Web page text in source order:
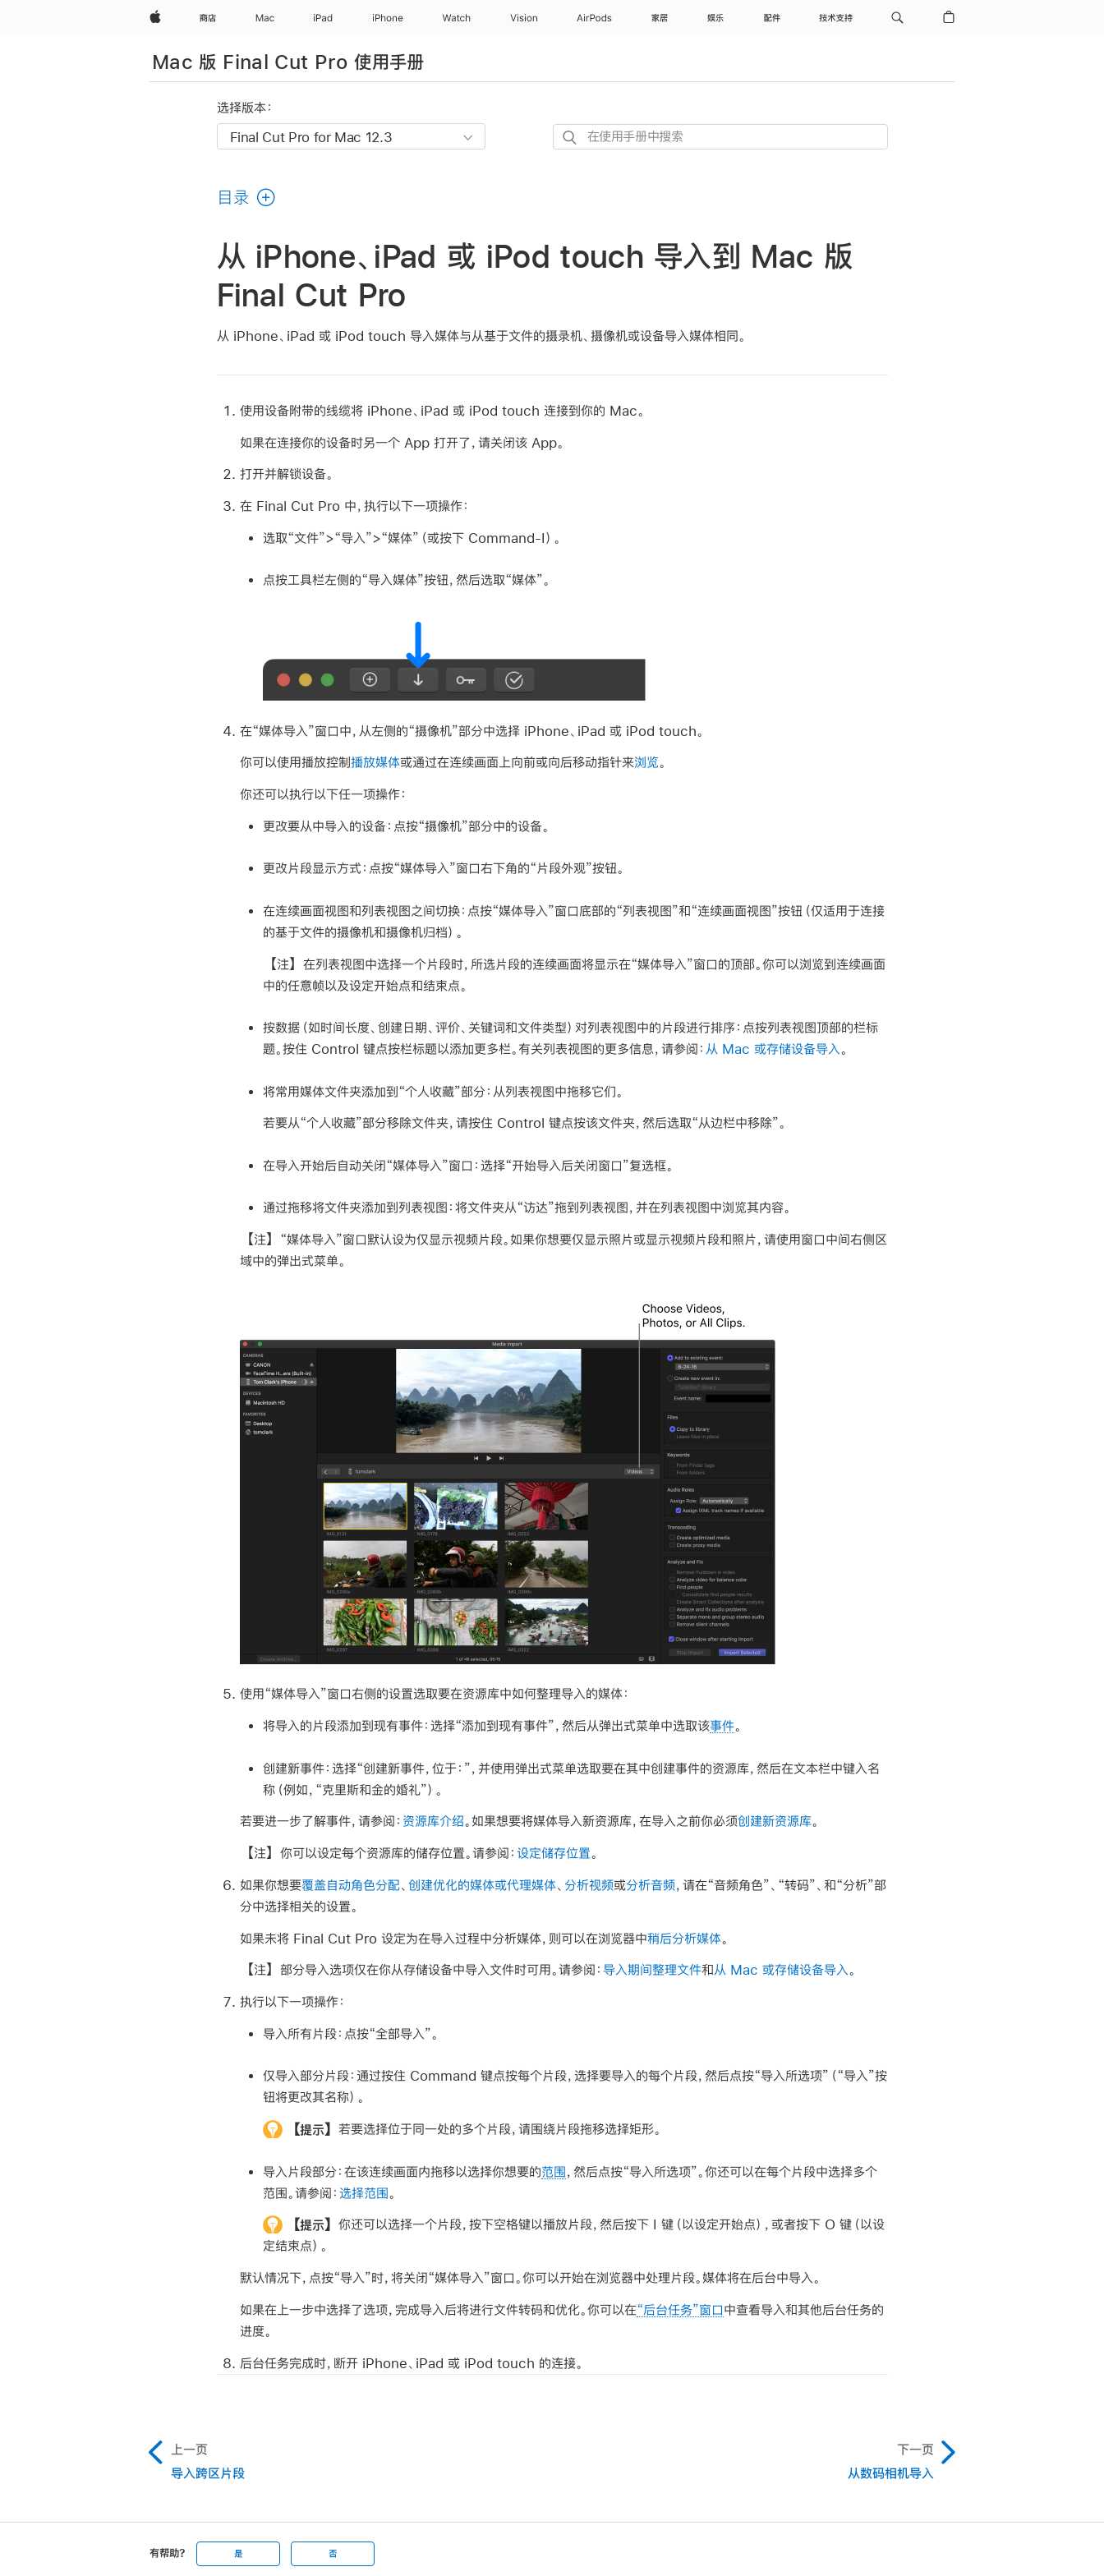
Apple 商店 Mac iPad iPhone Watch Vision AirPods 家居 娱乐 配件 技术支持
Mac 版 Final Cut Pro 使用手册
选择版本：
在
搜
目录
从 iPhone、iPad 或 iPod touch 导入到 Mac 版
Final Cut Pro
从 iPhone、iPad 或 iPod touch 导入媒体与从基于文件的摄录机、摄像机或设备导入媒体相同。
使用设备附带的线缆将 iPhone、iPad 或 iPod touch 连接到你的 Mac。
如果在连接你的设备时另一个 App 打开了，请关闭该 App。
打开并解锁设备。
在 Final Cut Pro 中，执行以下一项操作：
选取“文件”>“导入”>“媒体”（或按下 Command-I）。
点按工具栏左侧的“导入媒体”按钮，然后选取“媒体”。
在“媒体导入”窗口中，从左侧的“摄像机”部分中选择 iPhone、iPad 或 iPod touch。
你可以使用播放控制 播放媒体或通过在连续画面上向前或向后移动指针来浏览。
你还可以执行以下任一项操作：
更改要从中导入的设备： 点按“摄像机”部分中的设备。
更改片段显示方式： 点按“媒体导入”窗口右下角的“片段外观”按钮。
在连续画面视图和列表视图之间切换： 点按“媒体导入”窗口底部的“列表视图”和“连续画面视图”按钮（仅适用于连接
的基于文件的摄像机和摄像机归档）。
【注】 在列表视图中选择一个片段时，所选片段的连续画面将显示在“媒体导入”窗口的顶部。你可以浏览到连续画面
中的任意帧以及设定开始点和结束点。
按数据（如时间长度、创建日期、评价、关键词和文件类型）对列表视图中的片段进行排序： 点按列表视图顶部的栏标
题。按住 Control 键点按栏标题以添加更多栏。有关列表视图的更多信息，请参阅： 从 Mac 或存储设备导入 。
将常用媒体文件夹添加到“个人收藏”部分： 从列表视图中拖移它们。
若要从“个人收藏”部分移除文件夹，请按住 Control 键点按该文件夹，然后选取“从边栏中移除”。
在导入开始后自动关闭“媒体导入”窗口： 选择“开始导入后关闭窗口”复选框。
通过拖移将文件夹添加到列表视图： 将文件夹从“访达”拖到列表视图，并在列表视图中浏览其内容。
【注】 “媒体导入”窗口默认设为仅显示视频片段。如果你想要仅显示照片或显示视频片段和照片，请使用窗口中间右侧区
域中的弹出式菜单。
使用“媒体导入”窗口右侧的设置选取要在资源库中如何整理导入的媒体：
将导入的片段添加到现有事件： 选择“添加到现有事件”，然后从弹出式菜单中选取该事件。
创建新事件： 选择“创建新事件，位于：”，并使用弹出式菜单选取要在其中创建事件的资源库，然后在文本栏中键入名
称（例如，“克里斯和金的婚礼”）。
若要进一步了解事件，请参阅： 资源库介绍。如果想要将媒体导入新资源库，在导入之前你必须创建新资源库。
【注】 你可以设定每个资源库的储存位置。请参阅： 设定储存位置。
如果你想要覆盖自动角色分配、 创建优化的媒体或代理媒体、 分析视频或分析音频，请在“音频角色”、“转码”、和“分析”部
分中选择相关的设置。
如果未将 Final Cut Pro 设定为在导入过程中分析媒体，则可以在浏览器中稍后分析媒体。
【注】 部分导入选项仅在你从存储设备中导入文件时可用。请参阅： 导入期间整理文件和从 Mac 或存储设备导入。
执行以下一项操作：
导入所有片段： 点按“全部导入”。
仅导入部分片段： 通过按住 Command 键点按每个片段，选择要导入的每个片段，然后点按“导入所选项”（“导入”按
钮将更改其名称）。
【提示】若要选择位于同一处的多个片段，请围绕片段拖移选择矩形。
导入片段部分： 在该连续画面内拖移以选择你想要的范围，然后点按“导入所选项”。你还可以在每个片段中选择多个
范围。请参阅： 选择范围。
【提示】你还可以选择一个片段，按下空格键以播放片段，然后按下 I 键（以设定开始点），或者按下 O 键（以设
定结束点）。
默认情况下，点按“导入”时，将关闭“媒体导入”窗口。你可以开始在浏览器中处理片段。媒体将在后台中导入。
如果在上一步中选择了选项，完成导入后将进行文件转码和优化。你可以在“后台任务”窗口中查看导入和其他后台任务的
进度。
后台任务完成时，断开 iPhone、iPad 或 iPod touch 的连接。
上一页
导入跨区片段
下一页
从数码相机导入
有帮助? 是 否